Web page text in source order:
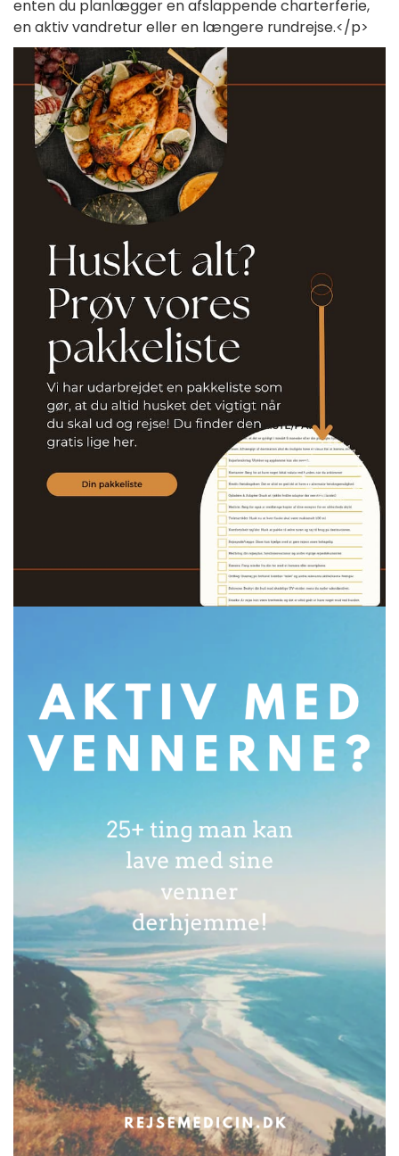
enten du planlægger en afslappende charterferie,
en aktiv vandretur eller en længere rundrejse.</p>